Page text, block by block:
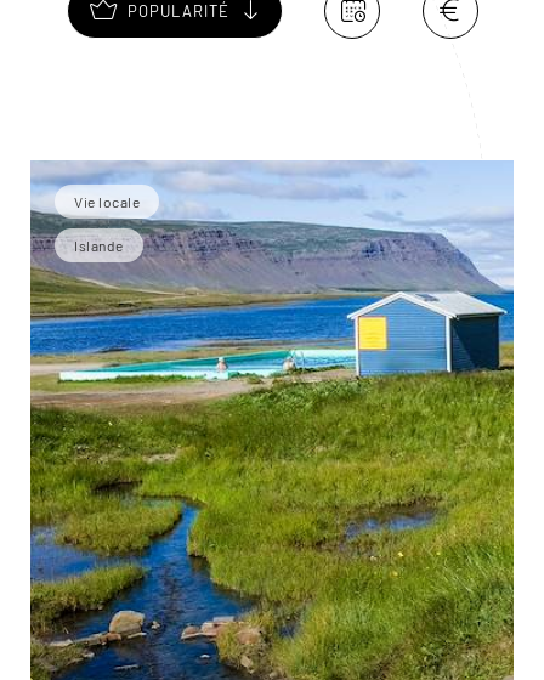
POPULARITÉ
Vie locale
Islande